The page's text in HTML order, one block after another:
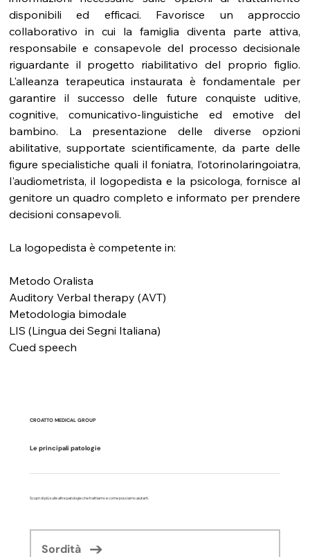
disponibili ed efficaci. Favorisce un approccio
collaborativo in cui la famiglia diventa parte attiva,
responsabile e consapevole del processo decisionale
riguardante il progetto riabilitativo del proprio figlio.
L'alleanza terapeutica instaurata è fondamentale per
garantire il successo delle future conquiste uditive,
cognitive, comunicativo-linguistiche ed emotive del
bambino. La presentazione delle diverse opzioni
abilitative, supportate scientificamente, da parte delle
figure specialistiche quali il foniatra, l’otorinolaringoiatra,
l'audiometrista, il logopedista e la psicologa, fornisce al
genitore un quadro completo e informato per prendere
decisioni consapevoli.
La logopedista è competente in:
Metodo Oralista
Auditory Verbal therapy (AVT)
Metodologia bimodale
LIS (Lingua dei Segni Italiana)
Cued speech
CROATTO MEDICAL GROUP
Le principali patologie
Scopri di più sulle altre patologie che trattiamo e come possiamo aiutarti.
Sordità